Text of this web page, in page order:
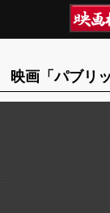
映画「パブリ